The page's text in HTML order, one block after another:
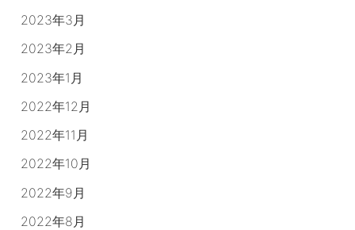
2023年3月
2023年2月
2023年1月
2022年12月
2022年11月
2022年10月
2022年9月
2022年8月